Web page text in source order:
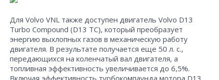
Для Volvo VNL также доступен двигатель Volvo D13
Turbo Compound (D13 TC), который преобразует
энергию выхлопных газов в механическую работу
двигателя. В результате получается еще 50 л. с.,
передающихся на коленчатый вал двигателя, а
топливная эффективность увеличивается до 6,5%.